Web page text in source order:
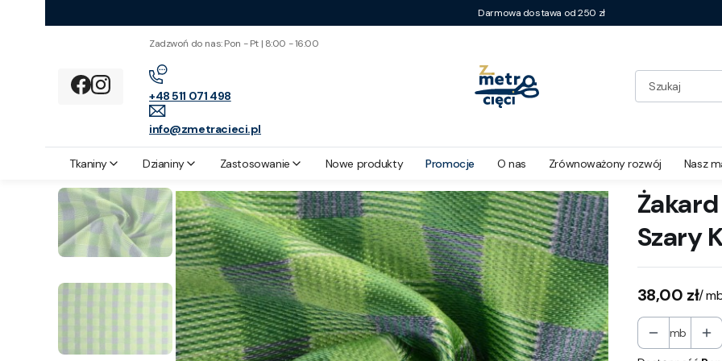
Darmowa dostawa od 250 zł
Zadzwoń do nas: Pon - Pt | 8:00 - 16:00
+48 511 071 498
info@zmetracieci.pl
Tkaniny Dzianiny Zastosowanie Nowe produkty Promocje O nas Zrównoważony rozwój Nasz
Szary
Cena
38,00 zł/
mb